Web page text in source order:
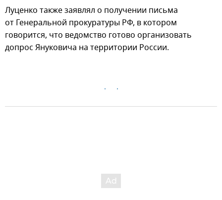
Луценко также заявлял о получении письма
от Генеральной прокуратуры РФ, в котором
говорится, что ведомство готово организовать
допрос Януковича на территории России.